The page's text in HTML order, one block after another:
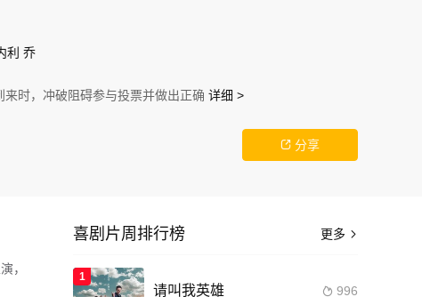
利 乔
时，冲破阻碍参与投票并做出正确 详细 >
 分享
，
更多 
喜剧片周排行榜
1
 996
请叫我英雄